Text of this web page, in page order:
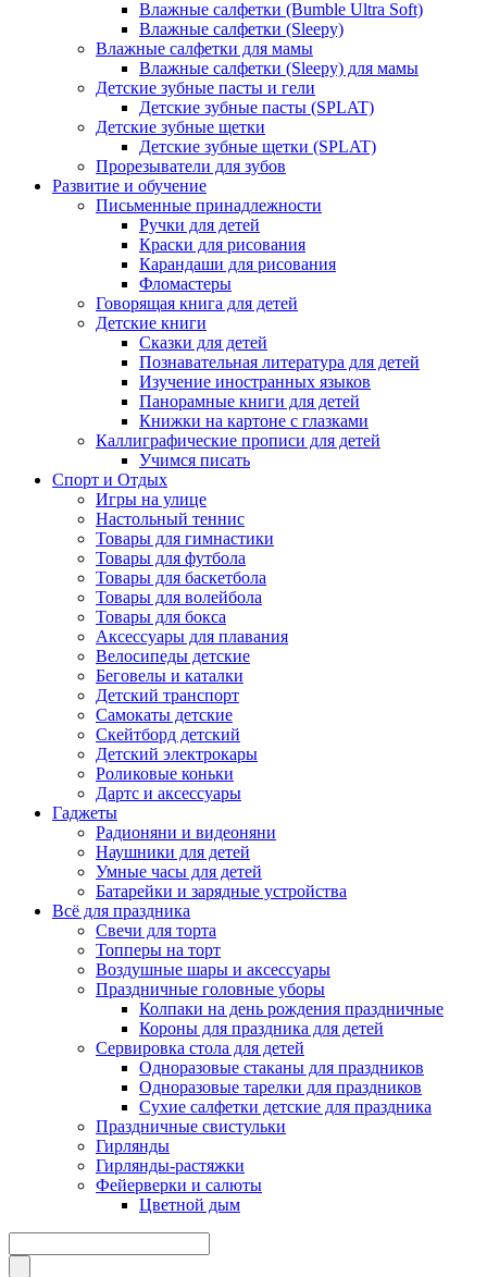
Влажные салфетки (Bumble Ultra Soft)
Влажные салфетки (Sleepy)
Влажные салфетки для мамы
Влажные салфетки (Sleepy) для мамы
Детские зубные пасты и гели
Детские зубные пасты (SPLAT)
Детские зубные щетки
Детские зубные щетки (SPLAT)
Прорезыватели для зубов
Развитие и обучение
Письменные принадлежности
Ручки для детей
Краски для рисования
Карандаши для рисования
Фломастеры
Говорящая книга для детей
Детские книги
Сказки для детей
Познавательная литература для детей
Изучение иностранных языков
Панорамные книги для детей
Книжки на картоне с глазками
Каллиграфические прописи для детей
Учимся писать
Спорт и Отдых
Игры на улице
Настольный теннис
Товары для гимнастики
Товары для футбола
Товары для баскетбола
Товары для волейбола
Товары для бокса
Аксессуары для плавания
Велосипеды детские
Беговелы и каталки
Детский транспорт
Самокаты детские
Скейтборд детский
Детский электрокары
Роликовые коньки
Дартс и аксессуары
Гаджеты
Радионяни и видеоняни
Наушники для детей
Умные часы для детей
Батарейки и зарядные устройства
Всё для праздника
Свечи для торта
Топперы на торт
Воздушные шары и аксессуары
Праздничные головные уборы
Колпаки на день рождения праздничные
Короны для праздника для детей
Сервировка стола для детей
Одноразовые стаканы для праздников
Одноразовые тарелки для праздников
Сухие салфетки детские для праздника
Праздничные свистульки
Гирлянды
Гирлянды-растяжки
Фейерверки и салюты
Цветной дым